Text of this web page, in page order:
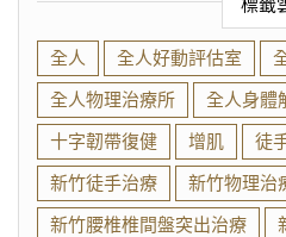
標籤
全人 全人好動評估室
全人物理治療所
全人身體
十字韌帶復健
增肌 徒
新竹徒手治療
新竹物理治
新竹腰椎椎間盤突出治療